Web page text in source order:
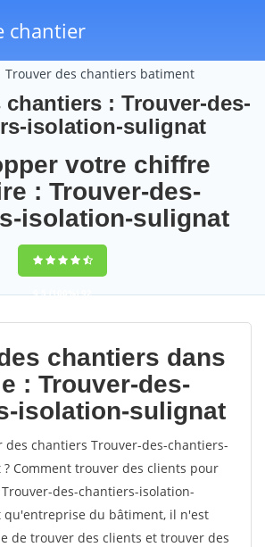
chantier
Trouver des chantiers batiment
chantiers : Trouver-des-
isolation-sulignat
votre chiffre
: Trouver-des-
isolation-sulignat
9,5(100%)92
votes
chantiers dans
: Trouver-des-
isolation-sulignat
des chantiers Trouver-des-chantiers-
Comment trouver des clients pour
des-chantiers-isolation-
qu'entreprise du bâtiment, il n'est
de trouver des clients et trouver des